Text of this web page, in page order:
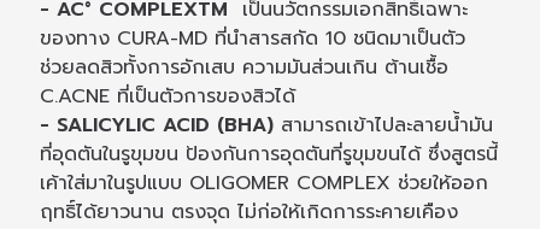
- AC° COMPLEXTM เป็นนวัตกรรมเอกสิทธิ์เฉพาะ
ของทาง CURA-MD ที่นำสารสกัด 10 ชนิดมาเป็นตัว
ช่วยลดสิวทั้งการอักเสบ ความมันส่วนเกิน ต้านเชื้อ
C.ACNE ที่เป็นตัวการของสิวได้
- SALICYLIC ACID (BHA) สามารถเข้าไปละลายน้ำมัน
ที่อุดตันในรูขุมขน ป้องกันการอุดตันที่รูขุมขนได้ ซึ่งสูตรนี้
เค้าใส่มาในรูปแบบ OLIGOMER COMPLEX ช่วยให้ออก
ฤทธิ์ได้ยาวนาน ตรงจุด ไม่ก่อให้เกิดการระคายเคือง